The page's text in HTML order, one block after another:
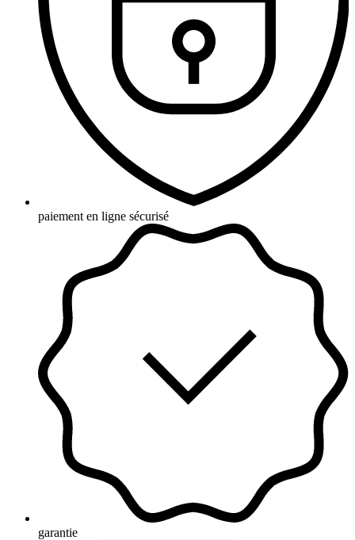
paiement en ligne sécurisé
garantie